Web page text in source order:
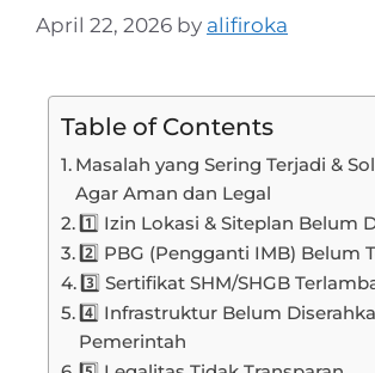
April 22, 2026 by alifiroka
Table of Contents
Masalah yang Sering Terjadi &
Agar Aman dan Legal
1️⃣ Izin Lokasi & Siteplan Belum
2️⃣ PBG (Pengganti IMB) Belum
3️⃣ Sertifikat SHM/SHGB
4️⃣ Infrastruktur Belum
Pemerintah